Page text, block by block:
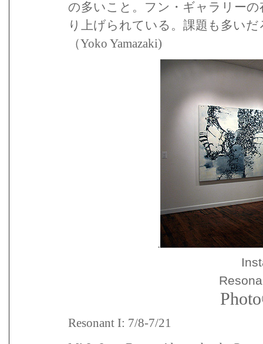
の多いこと。フン・ギャラリー
り上げられている。課題も多い
（Yoko Yamazaki)
.
Resonant I: 7/8-7/21